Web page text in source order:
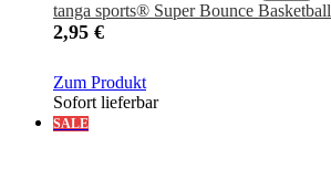
tanga sports® Super Bounce Basketball
2,95 €
Zum Produkt
Sofort lieferbar
SALE